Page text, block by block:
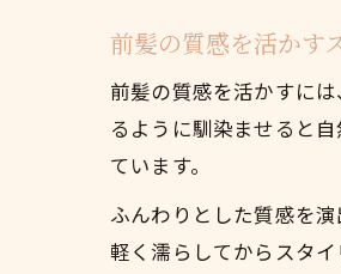
前髪の質感を活かす
前髪の質感を活かすに
るように馴染ませると
ています。
ふんわりとした質感を
軽く濡らしてからスタ